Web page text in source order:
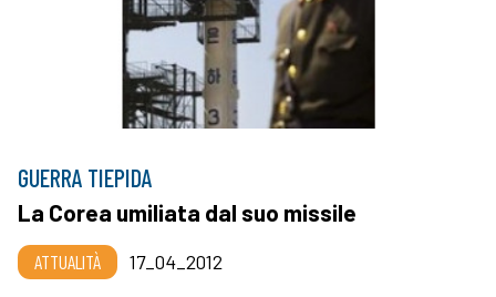
GUERRA TIEPIDA
La Corea umiliata dal suo missile
ATTUALITÀ
17_04_2012